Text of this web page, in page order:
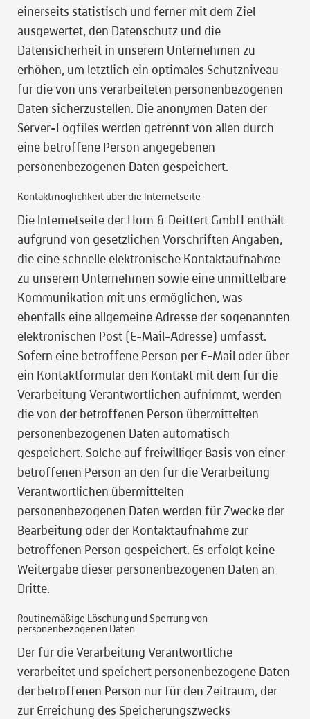
einerseits statistisch und ferner mit dem Ziel
ausgewertet, den Datenschutz und die
Datensicherheit in unserem Unternehmen zu
erhöhen, um letztlich ein optimales Schutzniveau
für die von uns verarbeiteten personenbezogenen
Daten sicherzustellen. Die anonymen Daten der
Server-Logfiles werden getrennt von allen durch
eine betroffene Person angegebenen
personenbezogenen Daten gespeichert.
Kontaktmöglichkeit über die Internetseite
Die Internetseite der Horn & Deittert GmbH enthält
aufgrund von gesetzlichen Vorschriften Angaben,
die eine schnelle elektronische Kontaktaufnahme
zu unserem Unternehmen sowie eine unmittelbare
Kommunikation mit uns ermöglichen, was
ebenfalls eine allgemeine Adresse der sogenannten
elektronischen Post (E-Mail-Adresse) umfasst.
Sofern eine betroffene Person per E-Mail oder über
ein Kontaktformular den Kontakt mit dem für die
Verarbeitung Verantwortlichen aufnimmt, werden
die von der betroffenen Person übermittelten
personenbezogenen Daten automatisch
gespeichert. Solche auf freiwilliger Basis von einer
betroffenen Person an den für die Verarbeitung
Verantwortlichen übermittelten
personenbezogenen Daten werden für Zwecke der
Bearbeitung oder der Kontaktaufnahme zur
betroffenen Person gespeichert. Es erfolgt keine
Weitergabe dieser personenbezogenen Daten an
Dritte.
Routinemäßige Löschung und Sperrung von
personenbezogenen Daten
Der für die Verarbeitung Verantwortliche
verarbeitet und speichert personenbezogene Daten
der betroffenen Person nur für den Zeitraum, der
zur Erreichung des Speicherungszwecks